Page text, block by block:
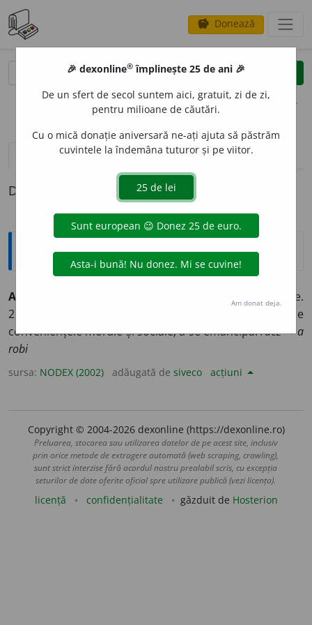
savings Donează
clear
opțiuni
definiții (1)
Definiția cu ID-ul 331983:
Explicative DEX
A SE DEZROB
1) A se elibera din robie.
2) A deveni independent, eliberându-se de
conveniențele morale și sociale; a se emancipa. /dez- + a
robi
sursa: NODEX (2002) adăugată de siveco acțiuni
Copyright © 2004-2026 dexonline (https://dexonline.ro)
Preluarea, stocarea sau utilizarea datelor de pe acest site, inclusiv
prin orice metode de extragere automată (web scraping, crawling),
sunt strict interzise fără acordul nostru prealabil scris, cu excepția
seturilor de date oferite oficial spre utilizare publică (vezi licența).
licență confidențialitate găzduit de Hosterion
🎉 dexonline® împlinește 25 de ani 🎉
De un sfert de secol suntem aici, gratuit, zi de zi,
pentru milioane de căutări.
Cu o mică donație aniversară ne-ați ajuta să păstrăm
cuvintele la îndemâna tuturor și pe viitor.
Am donat deja.